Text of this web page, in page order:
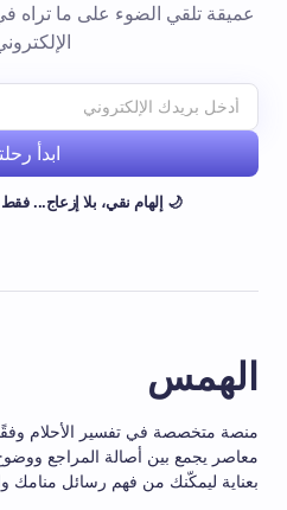
عميقة تلقي الضوء على ما تراه
ابدأ
🌙 إلهام نقي، بلا إزعاج...
الهمس
منصة متخصصة في تفسير الأحلام
معاصر يجمع بين أصالة المراجع
بعناية ليمكّنك من فهم رسائل منامك